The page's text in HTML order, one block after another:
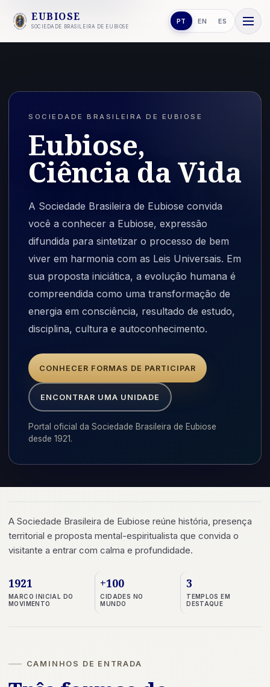
EUBIOSE
SOCIEDADE BRASILEIRA DE EUBIOSE
PT EN ES
SOCIEDADE BRASILEIRA DE EUBIOSE
Eubiose,
Ciência da Vida
A Sociedade Brasileira de Eubiose convida
você a conhecer a Eubiose, expressão
difundida para sintetizar o processo de bem
viver em harmonia com as Leis Universais. Em
sua proposta iniciática, a evolução humana é
compreendida como uma transformação de
energia em consciência, resultado de estudo,
disciplina, cultura e autoconhecimento.
CONHECER FORMAS DE PARTICIPAR
ENCONTRAR UMA UNIDADE
Portal oficial da Sociedade Brasileira de Eubiose
desde 1921.
A Sociedade Brasileira de Eubiose reúne história, presença
territorial e proposta mental-espiritualista que convida o
visitante a entrar com calma e profundidade.
1921
MARCO INICIAL DO
MOVIMENTO
+100
CIDADES NO
MUNDO
3
TEMPLOS EM
DESTAQUE
CAMINHOS DE ENTRADA